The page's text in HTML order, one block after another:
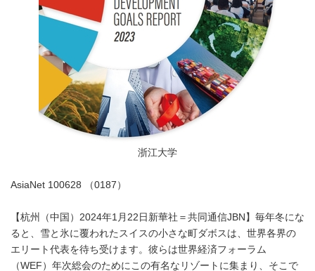
浙江大学
AsiaNet 100628 （0187）
【杭州（中国）2024年1月22日新華社＝共同通信JBN】毎年冬にな
ると、雪と氷に覆われたスイスの小さな町ダボスは、世界各界の
エリート代表を待ち受けます。彼らは世界経済フォーラム
（WEF）年次総会のためにこの有名なリゾートに集まり、そこで